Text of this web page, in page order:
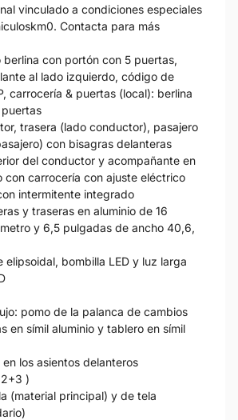
vinculado a condiciones especiales
Contacta para más
con portón con 5 puertas,
al lado izquierdo, código de
carrocería & puertas (local): berlina
trasera (lado conductor), pasajero
con bisagras delanteras
del conductor y acompañante en
con carrocería con ajuste eléctrico
intermitente integrado
y traseras en aluminio de 16
y 6,5 pulgadas de ancho 40,6,
elipsoidal, bombilla LED y luz larga
pomo de la palanca de cambios
en símil aluminio y tablero en símil
los asientos delanteros
)
(material principal) y de tela